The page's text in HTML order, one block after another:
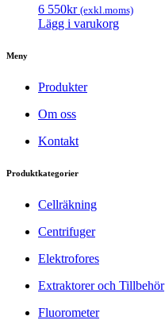
6 550kr (exkl.moms)
Lägg i varukorg
Meny
Produkter
Om oss
Kontakt
Produktkategorier
Cellräkning
Centrifuger
Elektrofores
Extraktorer och Tillbehör
Fluorometer